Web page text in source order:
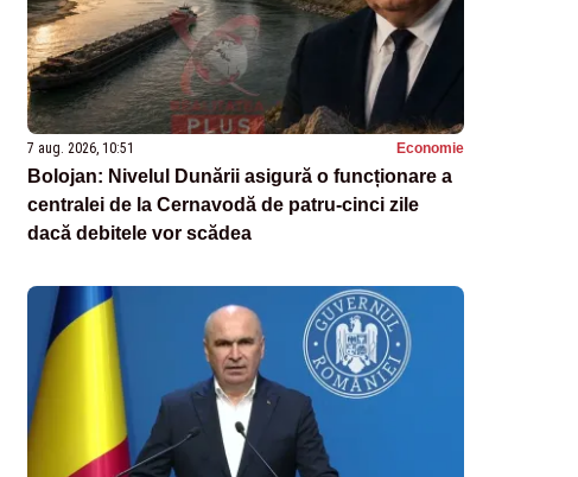
7 aug. 2026, 10:51 Economie
Bolojan: Nivelul Dunării asigură o funcționare a
centralei de la Cernavodă de patru-cinci zile
dacă debitele vor scădea